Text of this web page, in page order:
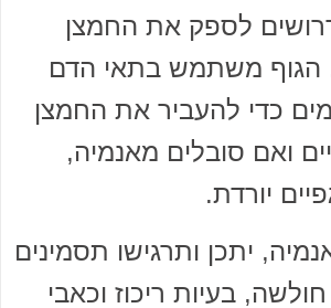
לספק את החמצן
הגוף משתמש בתאי הדם
כדי להעביר את החמצן
ואם סובלים מאנמיה,
יורדת.
יתכן ותרגישו תסמינים
חולשה, בעיות ריכוז וכאבי